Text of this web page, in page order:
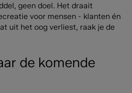
geen doel. Het draait
voor mensen - klanten én
uit het oog verliest, raak je de
de komende